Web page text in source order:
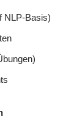
NLP-Basis)